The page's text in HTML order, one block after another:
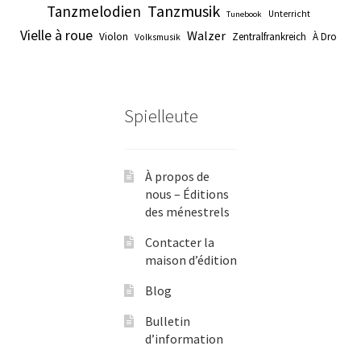
Tanzmelodien Tanzmusik Tunebook Unterricht
Vielle à roue Violon Volksmusik Walzer Zentralfrankreich À Dro
Spielleute
À propos de
nous – Éditions
des ménestrels
Contacter la
maison d’édition
Blog
Bulletin
d’information